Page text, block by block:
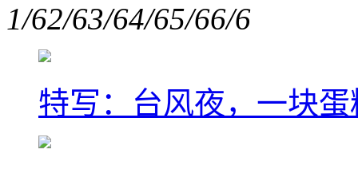
1/62/63/64/65/66/6
特写：台风夜，一块